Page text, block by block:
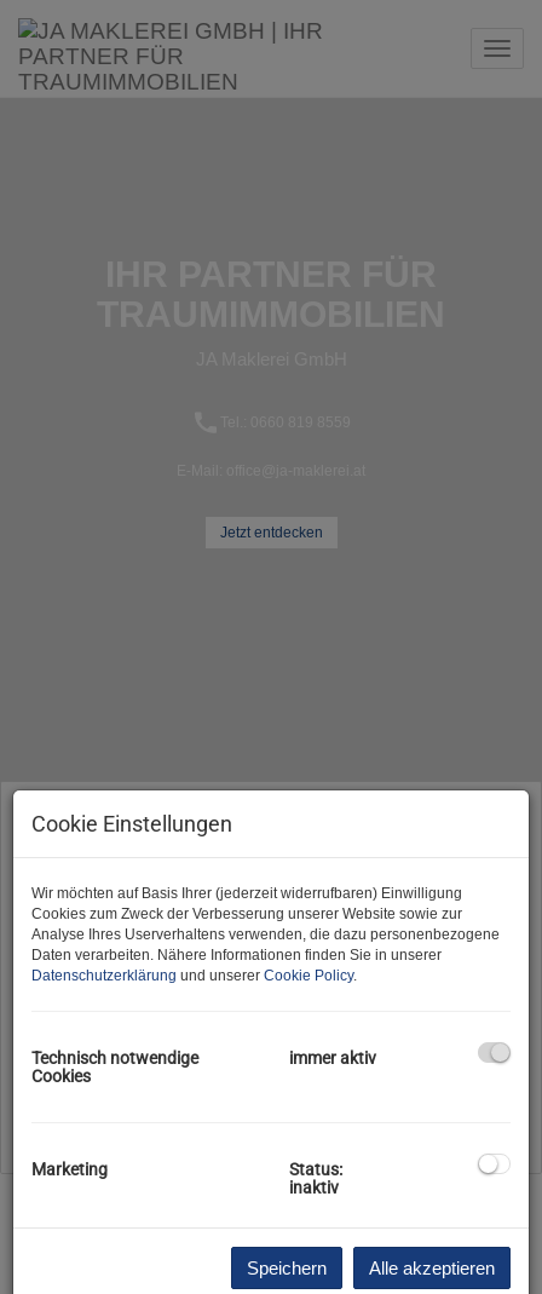
Jetzt entdecken
Vermarktungsart
Alle
Miete Kauf
Objektart
Cookie Einstellungen
Wir möchten auf Basis Ihrer (jederzeit widerrufbaren) Einwilligung
Cookies zum Zweck der Verbesserung unserer Website sowie zur
Analyse Ihres Userverhaltens verwenden, die dazu personenbezogene
Daten verarbeiten. Nähere Informationen finden Sie in unserer
Datenschutzerklärung und unserer Cookie Policy.
Technisch notwendige
Cookies
immer aktiv
Marketing
Status:
inaktiv
Speichern Alle akzeptieren